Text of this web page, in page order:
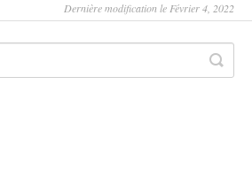
Dernière modification le Février 4, 2022